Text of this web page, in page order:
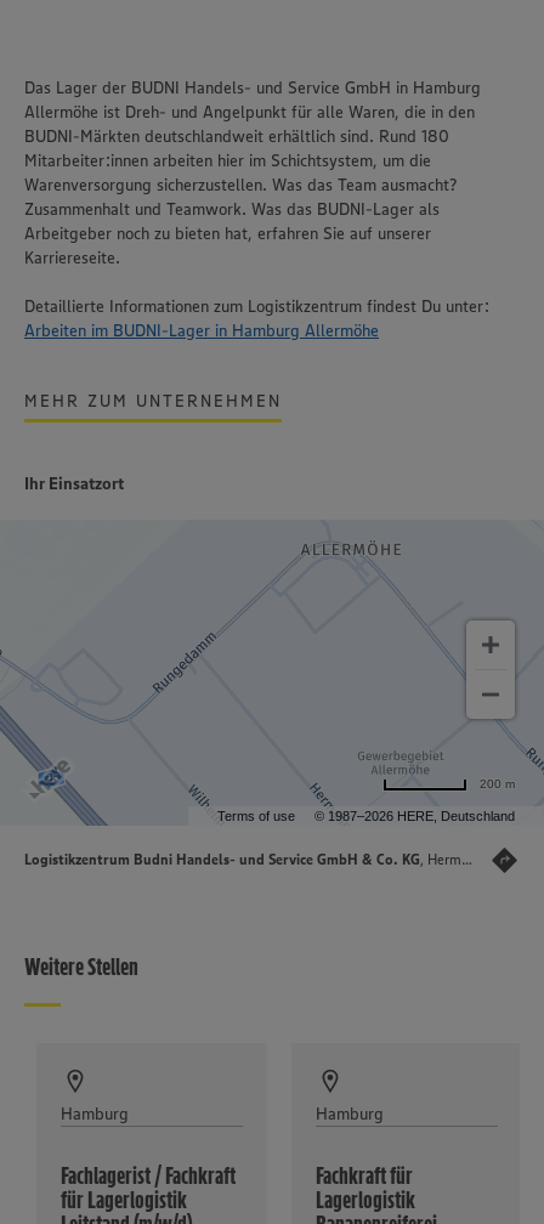
Das Lager der BUDNI Handels- und Service GmbH in Hamburg
Allermöhe ist Dreh- und Angelpunkt für alle Waren, die in den
BUDNI-Märkten deutschlandweit erhältlich sind. Rund 180
Mitarbeiter:innen arbeiten hier im Schichtsystem, um die
Warenversorgung sicherzustellen. Was das Team ausmacht?
Zusammenhalt und Teamwork. Was das BUDNI-Lager als
Arbeitgeber noch zu bieten hat, erfahren Sie auf unserer
Karriereseite.
Detaillierte Informationen zum Logistikzentrum findest Du unter:
Arbeiten im BUDNI-Lager in Hamburg Allermöhe
MEHR ZUM UNTERNEHMEN
Ihr Einsatzort
Terms of use © 1987–2026 HERE, Deutschland
200 m
Logistikzentrum Budni Handels- und Service GmbH & Co. KG, Hermann-Wüsthof-Ring 20, 21035 Hamburg
Weitere Stellen
Hamburg
Fachlagerist / Fachkraft
für Lagerlogistik
Hamburg
Fachkraft für
Lagerlogistik